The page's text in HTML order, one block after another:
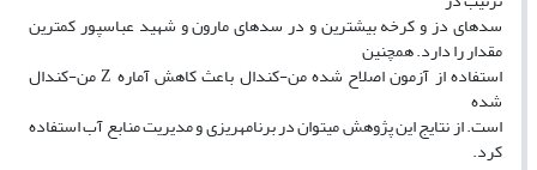
سدهای دز و کرخه بیشترین و در سدهای مارون و شهید عباسپور کمترین
مقدار را دارد. همچنین
استفاده از آزمون اصلاح شده من-کندال باعث کاهش آماره Z من-کندال
شده
است. از نتایج این پژوهش می­توان در برنامه­ریزی و مدیریت منابع آب استفاده
کرد.